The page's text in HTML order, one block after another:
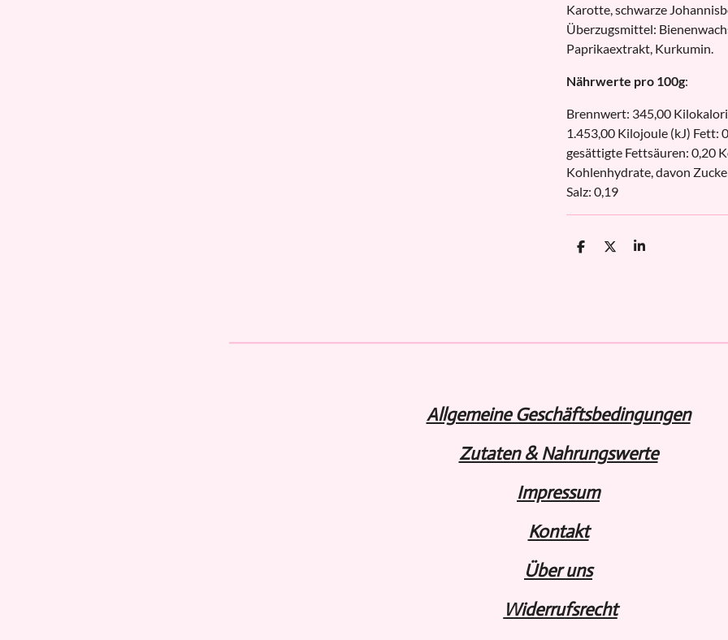
Karotte, schwarze
Überzugsmittel:
Paprikaextrakt, Kurkumin.
Nährwerte pro 100g:
Brennwert: 345,00
1.453,00 Kilojoule (kJ) Fett:
gesättigte Fettsäuren: 0,20
Kohlenhydrate, davon
Salz: 0,19
T
T
T
Allgemeine Geschäftsbedingungen
Zutaten & Nahrungswerte
Impressum
Kontakt
Über uns
Widerrufsrecht